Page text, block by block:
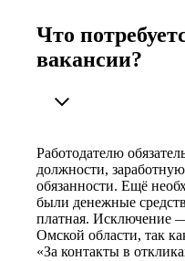
Что
вакансии?
Работодателю
должности,
обязанности. Ещё
были денежные
платная. Исключение
Омской области, так
«За контакты в